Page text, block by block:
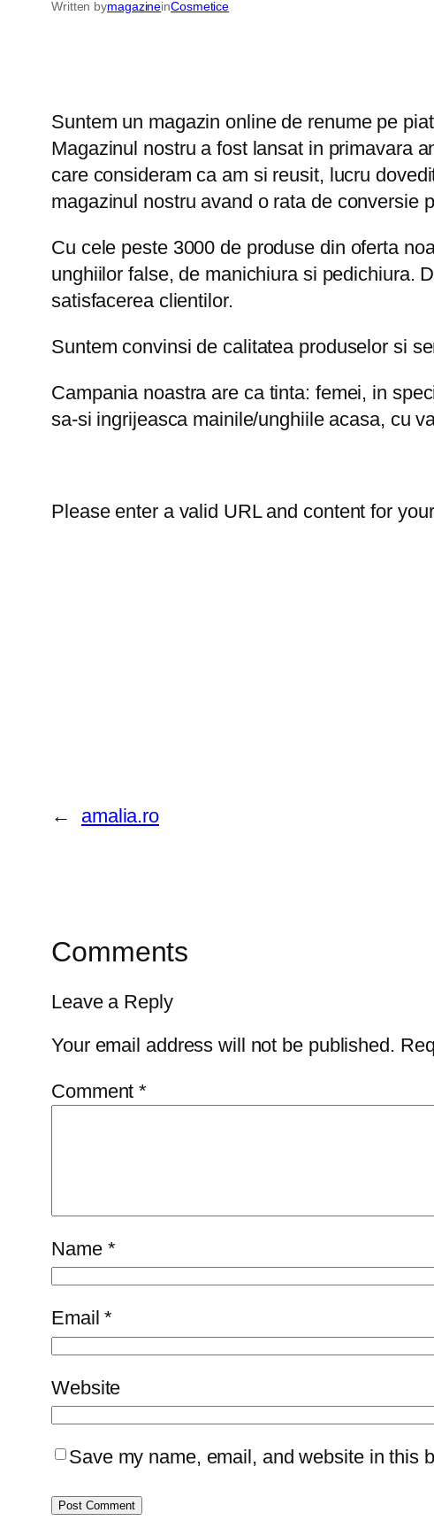
Written bymagazineinCosmetice
Suntem un magazin online de renume pe
Magazinul nostru a fost lansat in primavara
care consideram ca am si reusit, lucru
magazinul nostru avand o rata de conversie
Cu cele peste 3000 de produse din oferta
unghiilor false, de manichiura si pedichiura.
satisfacerea clientilor.
Suntem convinsi de calitatea produselor si
Campania noastra are ca tinta: femei, in
sa-si ingrijeasca mainile/unghiile acasa, cu
Please enter a valid URL and content for
← amalia.ro
Comments
Leave a Reply
Your email address will not be published.
Comment*
Name *
Email*
Website
Save my name, email, and website in this